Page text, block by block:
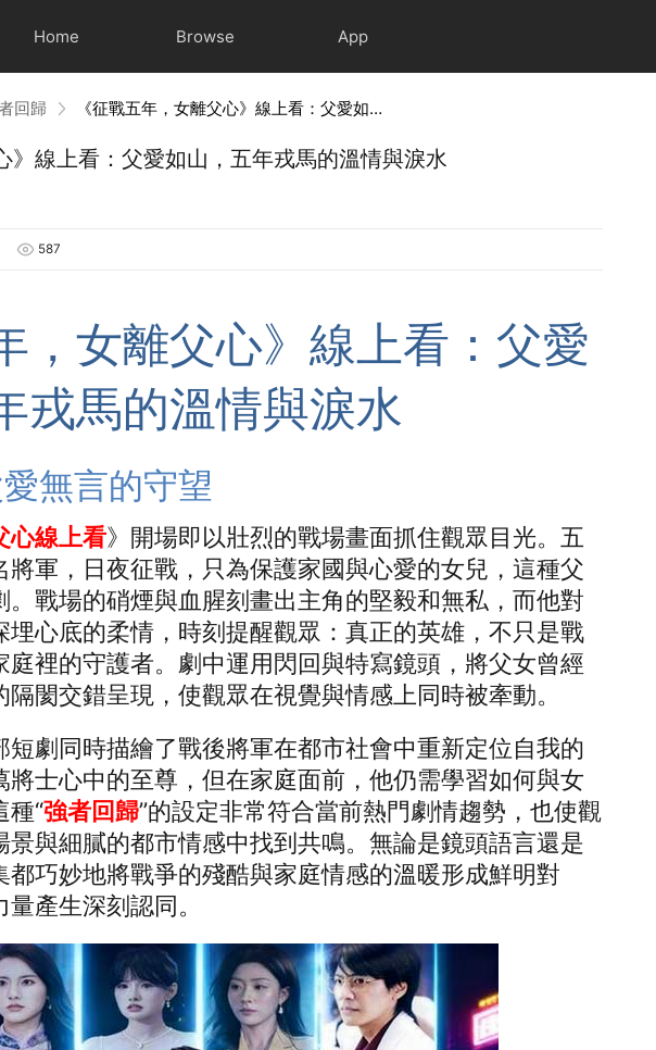
Home Browse App
回歸 《征戰五年，女離父心》線上看：父愛如山，五年戎馬的溫情與淚水
》線上看：父愛如山，五年戎馬的溫情與淚水
587
，女離父心》線上看：父愛
戎馬的溫情與淚水
無言的守望
心線上看》開場即以壯烈的戰場畫面抓住觀眾目光。五
將軍，日夜征戰，只為保護家國與心愛的女兒，這種父
。戰場的硝煙與血腥刻畫出主角的堅毅和無私，而他對
埋心底的柔情，時刻提醒觀眾：真正的英雄，不只是戰
庭裡的守護者。劇中運用閃回與特寫鏡頭，將父女曾經
閡交錯呈現，使觀眾在視覺與情感上同時被牽動。
短劇同時描繪了戰後將軍在都市社會中重新定位自我的
將士心中的至尊，但在家庭面前，他仍需學習如何與女
種“強者回歸”的設定非常符合當前熱門劇情趨勢，也使觀
景與細膩的都市情感中找到共鳴。無論是鏡頭語言還是
都巧妙地將戰爭的殘酷與家庭情感的溫暖形成鮮明對
產生深刻認同。